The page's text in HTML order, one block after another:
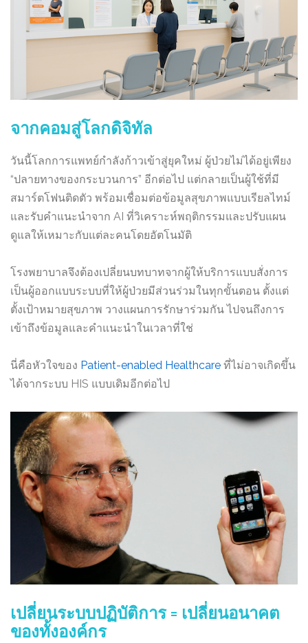
จากคอมสู่โลกดิจิทัล
วันนี้โลกการแพทย์กำลังก้าวเข้าสู่ยุคใหม่ ผู้ป่วยไม่ได้อยู่เพียง
“ปลายทางของกระบวนการ” อีกต่อไป แต่กลายเป็นผู้ใช้ที่มี
สมาร์ตโฟนติดตัว พร้อมเชื่อมต่อข้อมูลสุขภาพแบบเรียลไทม์
และรับคำแนะนำจาก AI ที่วิเคราะห์พฤติกรรมและปรับแผน
ดูแลให้เหมาะกับแต่ละคนโดยอัตโนมัติ
โรงพยาบาลจึงต้องเปลี่ยนบทบาทจากผู้ให้บริการแบบสั่งการ
เป็นผู้ออกแบบระบบที่ให้ผู้ป่วยมีส่วนร่วมในทุกขั้นตอน ตั้งแต่
ตั้งเป้าหมายสุขภาพ วางแผนการรักษาร่วมกัน ไปจนถึงการ
เข้าถึงข้อมูลและคำแนะนำในเวลาที่ใช่
นี่คือหัวใจของ Patient-enabled Healthcare ที่ไม่อาจเกิดขึ้น
ได้จากระบบ HIS แบบเดิมอีกต่อไป
เปลี่ยนระบบปฏิบัติการ = เปลี่ยนอนาคต
ของทั้งองค์กร